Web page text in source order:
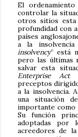
El
controlar la
otros sitios esta
profundidad con
países
a la insolvencia
insolvency” está
pero las últimas
salvar esta
Enterprise Act
preceptos
a la insolvencia.
una situación
importante como
Su función
adoptadas por
acreedores de